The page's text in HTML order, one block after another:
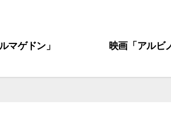
映画「アルビ
マゲドン」